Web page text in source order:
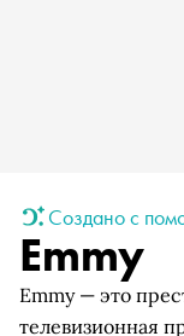
Создано с
Emmy
Emmy — это
телевизионная